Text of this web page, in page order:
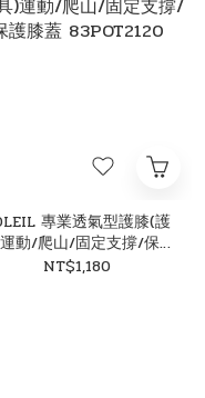
專業透氣型護膝(護
動/爬山/固定支撐/保護
膝蓋 83POT2120
NT$1,180